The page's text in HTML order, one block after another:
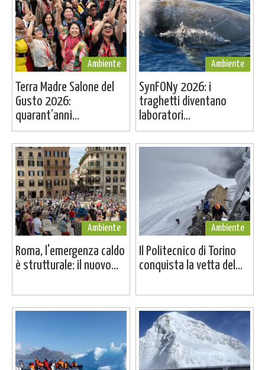
Ambiente
Terra Madre Salone del
Gusto 2026:
quarant’anni...
Ambiente
SynFONy 2026: i
traghetti diventano
laboratori...
Ambiente
Roma, l'emergenza caldo
è strutturale: il nuovo...
Ambiente
Il Politecnico di Torino
conquista la vetta del...